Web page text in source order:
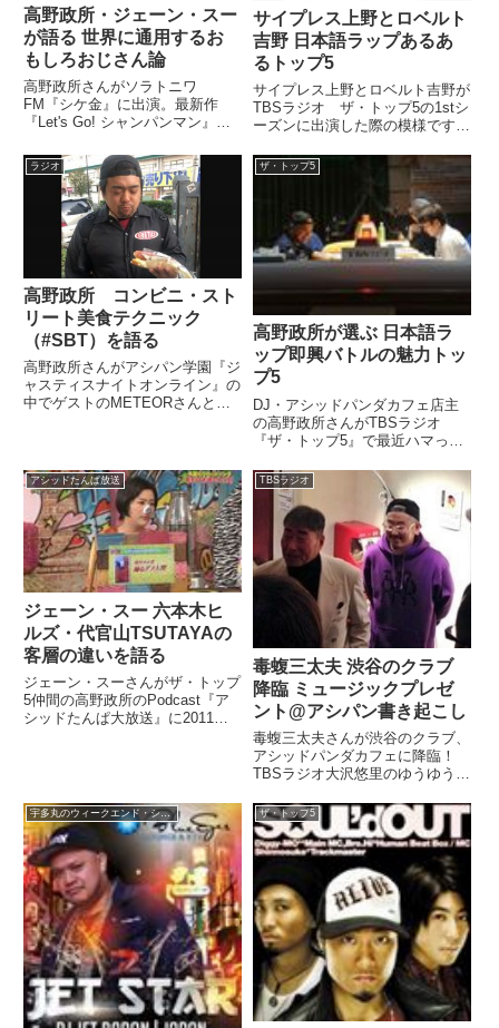
高野政所・ジェーン・スー
が語る 世界に通用するお
もしろおじさん論
高野政所さんがソラトニワ
FM『シケ金』に出演。最新作
『Let's Go! シャンパンマン』で
STICKさんの超絶なおもしろおじ
さんぶりと、おもしろおじさんの
魅力について語っていました。
（ジェーン・スー）そし...
サイプレス上野とロベルト
吉野 日本語ラップあるあ
るトップ5
サイプレス上野とロベルト吉野が
TBSラジオ ザ・トップ5の1stシ
ーズンに出演した際の模様です。
5』と題して、日本語ラップの現
場でのありがちなことを語ってい
ました。（蓮見孝之）時計の針は
午後8時をまわりました。T...
ラジオ
高野政所 コンビニ・スト
リート美食テクニック
（#SBT）を語る
高野政所さんがアシパン学園『ジ
ャスティスナイトオンライン』の
中でゲストのMETEORさんと自
りコーンスティック×BIGポーク
フランクの手軽で美味しい...
ザ・トップ5
高野政所が選ぶ 日本語ラ
ップ即興バトルの魅力トッ
プ5
DJ・アシッドパンダカフェ店主
の高野政所さんがTBSラジオ
『ザ・トップ5』で最近ハマって
力について語っていました。（杉
山真也）木曜日のパートナー、
DJにして渋谷のクラブ アシッ
ドパンダカフェ店主 高野政所さ
んご...
アシッドたんぱ放送
ジェーン・スー 六本木ヒ
ルズ・代官山TSUTAYAの
客層の違いを語る
ジェーン・スーさんがザ・トップ
5仲間の高野政所のPodcast『ア
シッドたんぱ大放送』に2011年
た。（ジェーン・スー）...
TBSラジオ
毒蝮三太夫 渋谷のクラブ
降臨 ミュージックプレゼ
ント@アシパン書き起こし
毒蝮三太夫さんが渋谷のクラブ、
アシッドパンダカフェに降臨！
TBSラジオ大沢悠里のゆうゆうワ
生放送を実施した際の模様の書き
起こしです。マムちゃんの眼、熱
かった！
pic.twitter.com/cQVFYEx2l...
宇多丸のウィークエンド・シャッフル ザ・トップ5